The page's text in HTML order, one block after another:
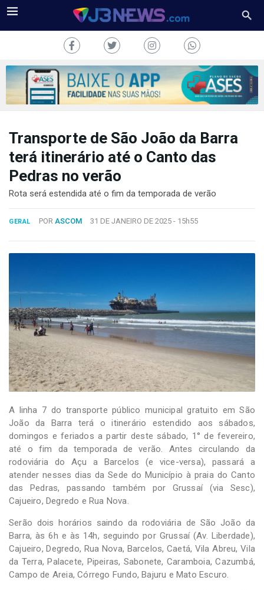
J3NEWS
COLUNAS
CONOSCO
Copyright
2024
por
Hesea
Tecnologia
Sistemas
Transporte de São João da Barra
terá itinerário até o Canto das
Pedras no verão
Rota será estendida até o fim da temporada de verão
GERAL POR ASCOM 31 DE JANEIRO DE 2025 - 15h55
A linha 7 do transporte público municipal gratuito em São
João da Barra terá o itinerário estendido aos sábados,
domingos e feriados a partir deste sábado, 1° de fevereiro,
até o fim da temporada de verão. Antes circulando da
rodoviária do Açu a Barcelos (e vice-versa), passará a
atender nesses dias da Sede do Município à praia do Canto
das Pedras, passando também por Grussaí (via Sesc),
Cajueiro, Degredo e Rua Nova.
Serão dois horários saindo da rodoviária de São João da
Barra, às 6h e às 14h, seguindo por Grussaí (Av. Liberdade),
Cajueiro, Degredo, Rua Nova, Barcelos, Caetá, Vila Abreu, Vila
da Terra, Palacete, Pipeiras, Sabonete, Caramboia, Cazumbá,
Campo de Areia, Córrego Fundo, Bajuru e Mato Escuro.